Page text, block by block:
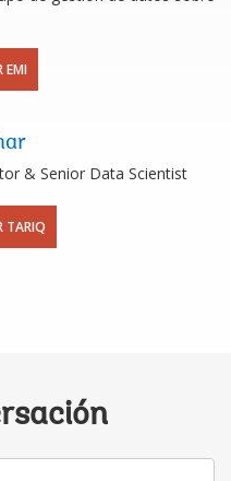
EMI
& Senior Data Scientist
TARIQ